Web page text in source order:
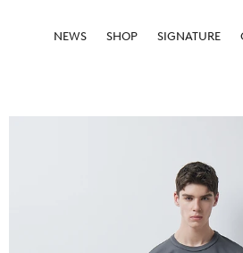
NEWS SHOP SIGNATURE